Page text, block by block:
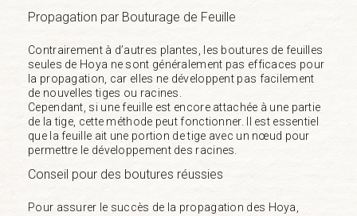
Propagation par Bouturage de Feuille
Contrairement à d’autres plantes, les boutures de feuilles
seules de Hoya ne sont généralement pas efficaces pour
la propagation, car elles ne développent pas facilement
de nouvelles tiges ou racines.
Cependant, si une feuille est encore attachée à une partie
de la tige, cette méthode peut fonctionner. Il est essentiel
que la feuille ait une portion de tige avec un nœud pour
permettre le développement des racines.
Conseil pour des boutures réussies
Pour assurer le succès de la propagation des Hoya,